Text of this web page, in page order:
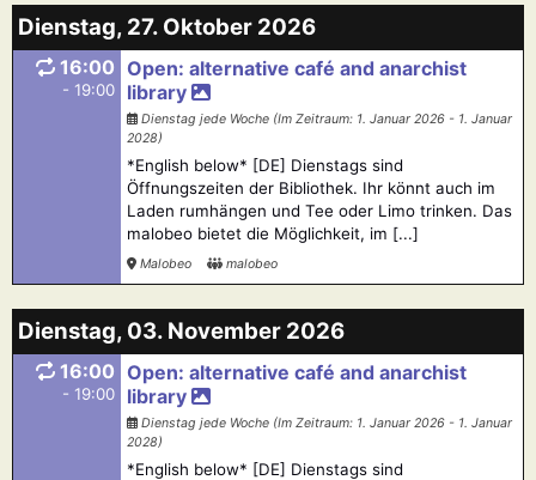
Dienstag, 27. Oktober 2026
16:00
- 19:00
Open: alternative café and anarchist
library
Dienstag jede Woche (Im Zeitraum: 1. Januar 2026 - 1. Januar
2028)
*English below* [DE] Dienstags sind
Öffnungszeiten der Bibliothek. Ihr könnt auch im
Laden rumhängen und Tee oder Limo trinken. Das
malobeo bietet die Möglichkeit, im [...]
Malobeo malobeo
Dienstag, 03. November 2026
16:00
- 19:00
Open: alternative café and anarchist
library
Dienstag jede Woche (Im Zeitraum: 1. Januar 2026 - 1. Januar
2028)
*English below* [DE] Dienstags sind